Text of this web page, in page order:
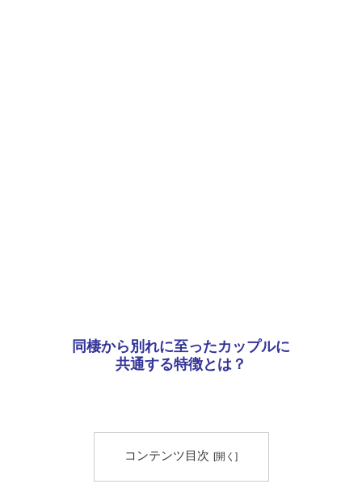
同棲から別れに至ったカップルに
共通する特徴とは？
コンテンツ目次